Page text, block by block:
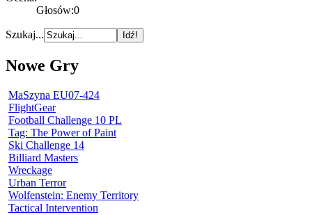
Głosów:0
Szukaj...
Nowe Gry
MaSzyna EU07-424
FlightGear
Football Challenge 10 PL
Tag: The Power of Paint
Ski Challenge 14
Billiard Masters
Wreckage
Urban Terror
Wolfenstein: Enemy Territory
Tactical Intervention